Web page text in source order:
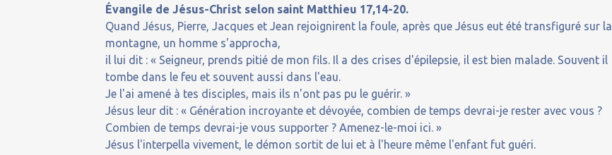
Évangile de Jésus-Christ selon saint Matthieu 17,14-20.
Quand Jésus, Pierre, Jacques et Jean rejoignirent la foule, après que Jésus eut été transfiguré sur la
montagne, un homme s'approcha,
il lui dit : « Seigneur, prends pitié de mon fils. Il a des crises d'épilepsie, il est bien malade. Souvent il
tombe dans le feu et souvent aussi dans l'eau.
Je l'ai amené à tes disciples, mais ils n'ont pas pu le guérir. »
Jésus leur dit : « Génération incroyante et dévoyée, combien de temps devrai-je rester avec vous ?
Combien de temps devrai-je vous supporter ? Amenez-le-moi ici. »
Jésus l'interpella vivement, le démon sortit de lui et à l'heure même l'enfant fut guéri.